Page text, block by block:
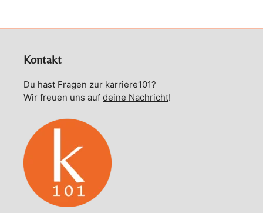
Kontakt
Du hast Fragen zur karriere101?
Wir freuen uns auf deine Nachricht!